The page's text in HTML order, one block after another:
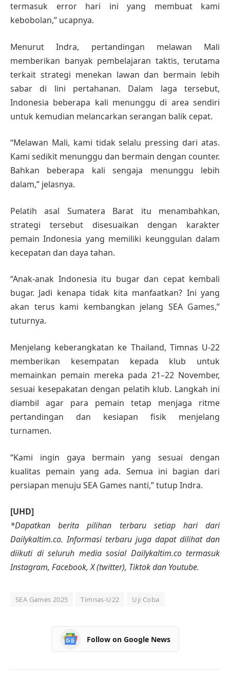
termasuk error hari ini yang membuat kami
kebobolan,” ucapnya.
Menurut Indra, pertandingan melawan Mali
memberikan banyak pembelajaran taktis, terutama
terkait strategi menekan lawan dan bermain lebih
sabar di lini pertahanan. Dalam laga tersebut,
Indonesia beberapa kali menunggu di area sendiri
untuk kemudian melancarkan serangan balik cepat.
“Melawan Mali, kami tidak selalu pressing dari atas.
Kami sedikit menunggu dan bermain dengan counter.
Bahkan beberapa kali sengaja menunggu lebih
dalam,” jelasnya.
Pelatih asal Sumatera Barat itu menambahkan,
strategi tersebut disesuaikan dengan karakter
pemain Indonesia yang memiliki keunggulan dalam
kecepatan dan daya tahan.
“Anak-anak Indonesia itu bugar dan cepat kembali
bugar. Jadi kenapa tidak kita manfaatkan? Ini yang
akan terus kami kembangkan jelang SEA Games,”
tuturnya.
Menjelang keberangkatan ke Thailand, Timnas U-22
memberikan kesempatan kepada klub untuk
memainkan pemain mereka pada 21–22 November,
sesuai kesepakatan dengan pelatih klub. Langkah ini
diambil agar para pemain tetap menjaga ritme
pertandingan dan kesiapan fisik menjelang
turnamen.
“Kami ingin gaya bermain yang sesuai dengan
kualitas pemain yang ada. Semua ini bagian dari
persiapan menuju SEA Games nanti,” tutup Indra.
[UHD]
*Dapatkan berita pilihan terbaru setiap hari dari
Dailykaltim.co. Informasi terbaru juga dapat dilihat dan
diikuti di seluruh media sosial Dailykaltim.co termasuk
Instagram, Facebook, X (twitter), Tiktok dan Youtube.
SEA Games 2025 Timnas-U22 Uji Coba
Follow on Google News